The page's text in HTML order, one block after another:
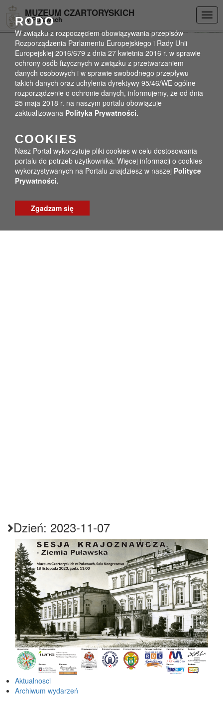
DEKLARACJA DOSTĘPNOŚCI
MUZEUM CZARTORYSKICH
w Puławach
Dzień: 2023-11-07
Aktualnosci
Archiwum wydarzeń
RODO
W związku z rozpoczęciem obowiązywania przepisów
Rozporządzenia Parlamentu Europejskiego i Rady Unii
Europejskiej 2016/679 z dnia 27 kwietnia 2016 r. w sprawie
ochrony osób fizycznych w związku z przetwarzaniem
danych osobowych i w sprawie swobodnego przepływu
takich danych oraz uchylenia dyrektywy 95/46/WE ogólne
rozporządzenie o ochronie danych, informujemy, że od dnia
25 maja 2018 r. na naszym portalu obowiązuje
zaktualizowana Polityka Prywatności.
COOKIES
Nasz Portal wykorzytuje pliki cookies w celu dostosowania
portalu do potrzeb użytkownika. Więcej informacji o cookies
wykorzystywanych na Portalu znajdziesz w naszej Polityce
Prywatności.
Zgadzam się